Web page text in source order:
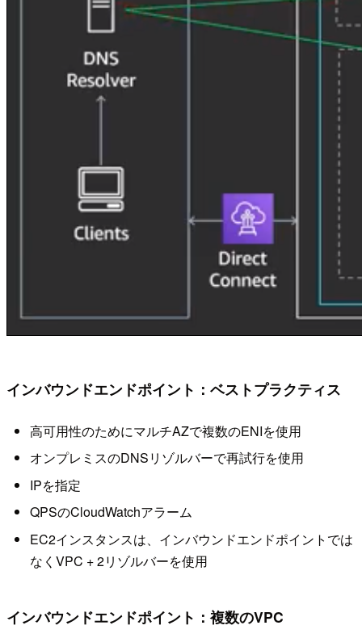
インバウンドエンドポイント：ベストプラクティス
高可用性のためにマルチAZで複数のENIを使用
オンプレミスのDNSリゾルバーで再試行を使用
IPを指定
QPSのCloudWatchアラーム
EC2インスタンスは、インバウンドエンドポイントでは
なくVPC + 2リゾルバーを使用
インバウンドエンドポイント：複数のVPC